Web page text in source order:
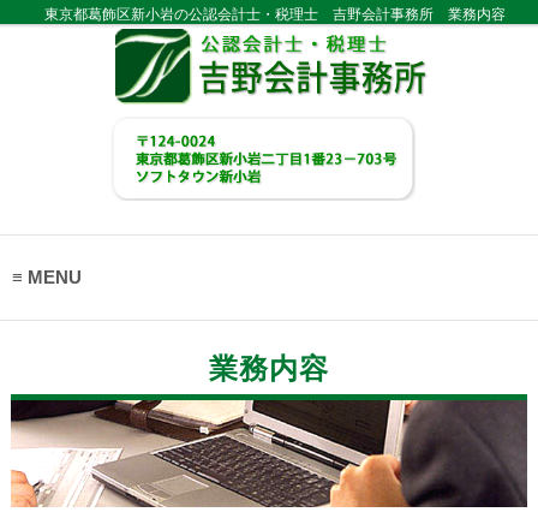
東京都葛飾区新小岩の公認会計士・税理士 吉野会計事務所 業務内容
MENU
業務内容